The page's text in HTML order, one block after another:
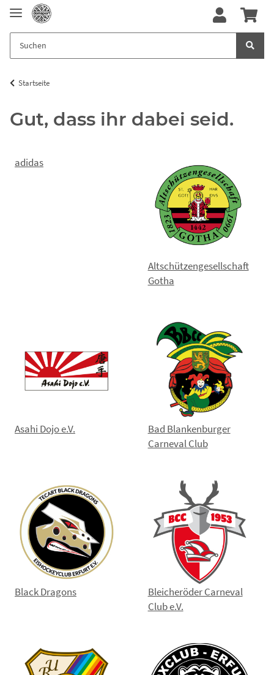
Startseite
Gut, dass ihr dabei seid.
adidas
Altschützengesellschaft
Gotha
Asahi Dojo e.V.
Bad Blankenburger
Carneval Club
Black Dragons
Bleicheröder Carneval
Club e.V.